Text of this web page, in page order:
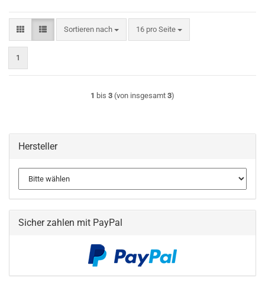
Sortieren nach
Sortieren nach 16 pro Seite
pro Seite
1
1 bis 3 (von insgesamt 3)
Hersteller
Sicher zahlen mit PayPal